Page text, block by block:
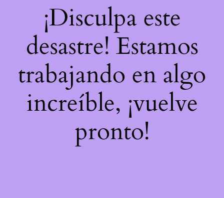
¡Disculpa este
desastre! Estamos
trabajando en algo
increíble, ¡vuelve
pronto!